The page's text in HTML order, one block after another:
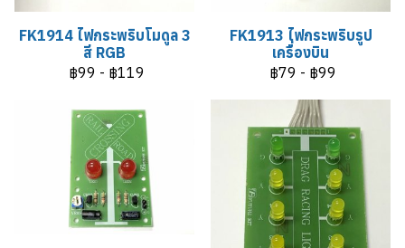
FK1914 ไฟกระพริบโมดูล 3
สี RGB
฿99 - ฿119
FK1913 ไฟกระพริบรูป
เครื่องบิน
฿79 - ฿99